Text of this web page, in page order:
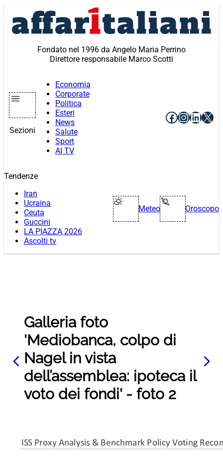
contenuto
Fondato nel 1996 da Angelo Maria Perrino
Direttore responsabile Marco Scotti
Sezioni
Economia
Corporate
Politica
Esteri
News
Salute
Sport
AI TV
Facebook
X
Tendenze
Iran
Ucraina
Ceuta
Guccini
LA PIAZZA 2026
Ascolti tv
Meteo Oroscopo
Galleria foto
'Mediobanca, colpo di
Nagel in vista
dell’assemblea: ipoteca il
voto dei fondi' - foto 2